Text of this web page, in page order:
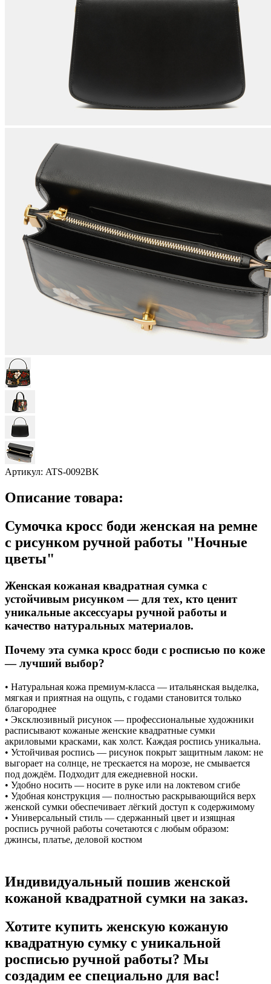
Артикул: ATS-0092BK
Описание товара:
Сумочка кросс боди женская на ремне
с рисунком ручной работы "Ночные
цветы"
Женская кожаная квадратная сумка с
устойчивым рисунком — для тех, кто ценит
уникальные аксессуары ручной работы и
качество натуральных материалов.
Почему эта сумка кросс боди с росписью по коже
— лучший выбор?
• Натуральная кожа премиум-класса — итальянская выделка,
мягкая и приятная на ощупь, с годами становится только
благороднее
• Эксклюзивный рисунок — профессиональные художники
расписывают кожаные женские квадратные сумки
акриловыми красками, как холст. Каждая роспись уникальна.
• Устойчивая роспись — рисунок покрыт защитным лаком: не
выгорает на солнце, не трескается на морозе, не смывается
под дождём. Подходит для ежедневной носки.
• Удобно носить — носите в руке или на локтевом сгибе
• Удобная конструкция — полностью раскрывающийся верх
женской сумки обеспечивает лёгкий доступ к содержимому
• Универсальный стиль — сдержанный цвет и изящная
роспись ручной работы сочетаются с любым образом:
джинсы, платье, деловой костюм
Индивидуальный пошив женской
кожаной квадратной сумки на заказ.
Хотите купить женскую кожаную
квадратную сумку с уникальной
росписью ручной работы? Мы
создадим ее специально для вас!